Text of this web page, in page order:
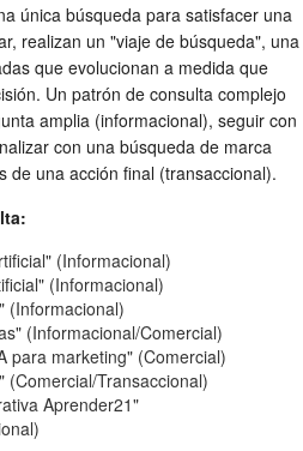
única búsqueda para satisfacer una
realizan un "viaje de búsqueda", una
que evolucionan a medida que
Un patrón de consulta complejo
amplia (informacional), seguir con
con una búsqueda de marca
de una acción final (transaccional).
(Informacional)
(Informacional)
(Informacional)
(Informacional/Comercial)
para marketing" (Comercial)
(Comercial/Transaccional)
Aprender21"